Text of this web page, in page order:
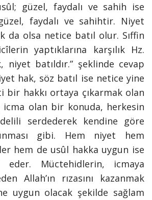
güzel, faydalı ve sahih ise
faydalı ve sahihtir. Niyet
da olsa netice batıl olur. Sıffin
yaptıklarına karşılık Hz.
niyet batıldır.” şeklinde cevap
hak, söz batıl ise netice yine
bir hakkı ortaya çıkarmak olan
olan bir konuda, herkesin
serdederek kendine göre
gibi. Hem niyet hem
hem de usûl hakka uygun ise
eder. Müctehidlerin, icmaya
Allah’ın rızasını kazanmak
uygun olacak şekilde sağlam